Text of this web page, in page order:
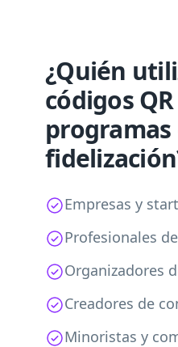
¿Quién
códigos
programas
Empresas y
Profesionales
Organizadores
Creadores de
Minoristas y